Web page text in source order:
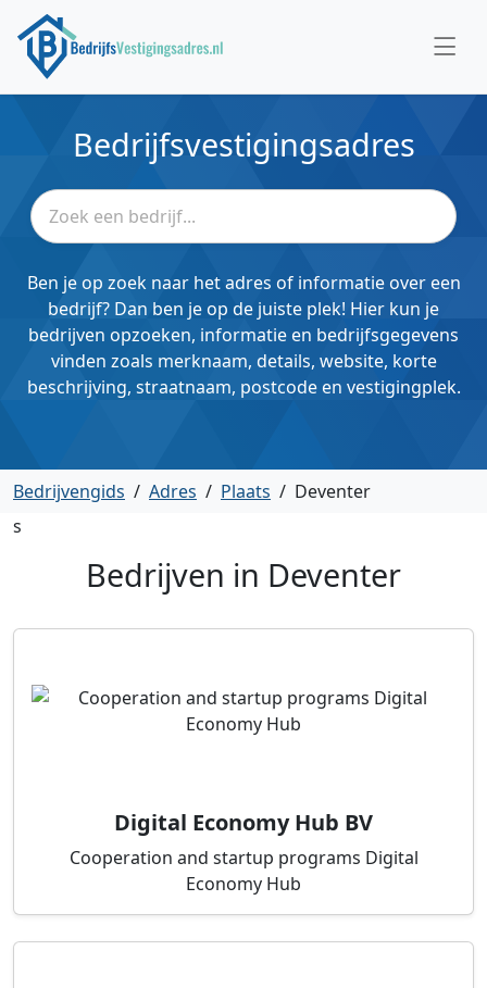
Bedrijfsvestigingsadres
Ben je op zoek naar het adres of informatie over een
bedrijf? Dan ben je op de juiste plek! Hier kun je
bedrijven opzoeken, informatie en bedrijfsgegevens
vinden zoals merknaam, details, website, korte
beschrijving, straatnaam, postcode en vestigingplek.
Bedrijvengids / Adres / Plaats / Deventer
s
Bedrijven in Deventer
Digital Economy Hub BV
Cooperation and startup programs Digital
Economy Hub